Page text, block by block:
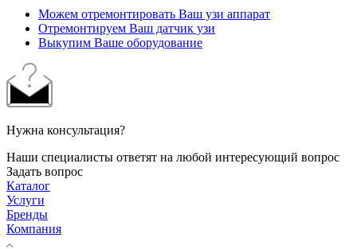
Можем отремонтировать Ваш узи аппарат
Отремонтируем Ваш датчик узи
Выкупим Ваше оборудование
Нужна консультация?
Наши специалисты ответят на любой интересующий вопрос
Задать вопрос
Каталог
Услуги
Бренды
Компания